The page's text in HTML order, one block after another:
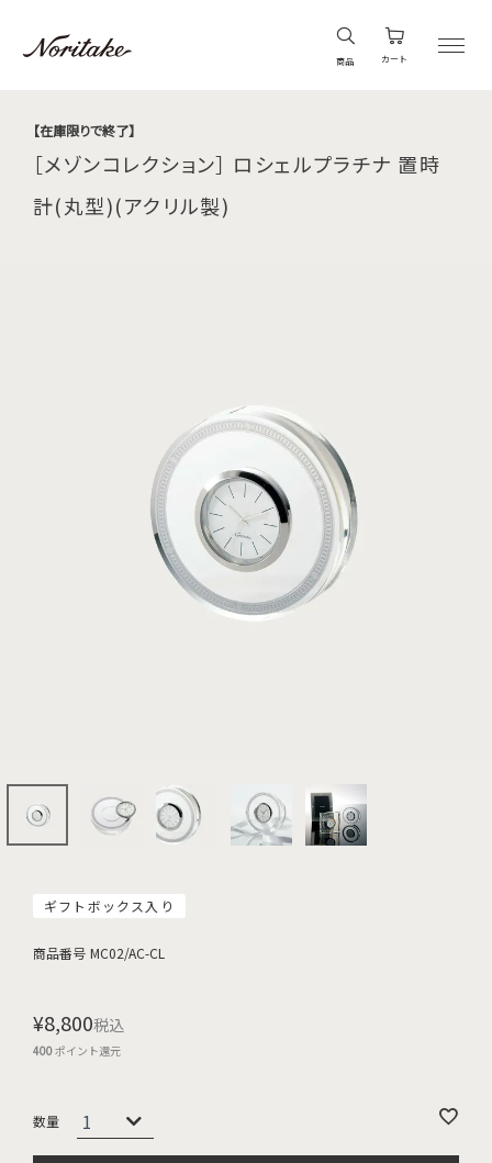
商品 カート
【在庫限りで終了】
［メゾンコレクション］ ロシェルプラチナ 置時
計(丸型)(アクリル製)
ギフトボックス入り
商品番号 MC02/AC-CL
¥8,800税込
400ポイント還元